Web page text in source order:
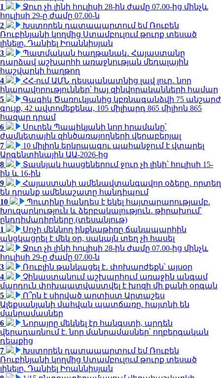
1
Ջուր չի լինի հուլիսի 28-ին ժամը 07.00-ից մինչև
հուլիսի 29-ը ժամը 07.00-ն
2
Խստորեն դատապարտում եմ Ռուբեն
Ռուբինյանի կողմից Ստամբուլում թուրք տեսած
լինելը. Դանիել Իոաննիսյան
3
Պատմական հաղթանակ․ Հայաստանը
դարձավ աշխարհի առաջնության մեդալային
հաշվարկի հաղթող
4
ՀՀ-ում ԱՄՆ դեսպանատնից լավ լուր․ նոր
հնարավորություններ՝ հայ զինվորականների համար
5
Գագիկ Ծառուկյանից կբռնագանձվի 75 անշարժ
գույք, 42 ավտոմեքենա, 105 միլիարդ 865 միլիոն 865
հազար դրամ
6
Սուրեն Պապիկյանի նոր հրամանը՝
ժամկետային զինծառայողների վերաբերյալ
7
10 միլիոն երկրպագու պահանջում է վտարել
Արգենտինային ԱԱ-2026-ից
8
Տասնյակ հասցեներում ջուր չի լինի՝ հուլիսի 15-
ին և 16-ին
9
Հայաստանի ամենավտանգավոր օձերը. որտեղ
են դրանք ամենաշատը հանդիպում
10
Պուտինը հանդես է եկել հայտարարությամբ.
Խուզարկություն և ձերբակալություն․ թիրախում՝
ընդդիմադիրները (տեսանյութ)
1
Սոչի մեկնող ինքնաթիռը ճանապարհին
անցկացրել է մեկ օր, սակայն տեղ չի հասել
2
Ջուր չի լինի հուլիսի 28-ին ժամը 07.00-ից մինչև
հուլիսի 29-ը ժամը 07.00-ն
3
Ռուբլին թանկացել է․ փոխարժեքն՝ այսօր
4
Չինաստանում աշխարհում առաջին անգամ
մարդուն փոխպատվաստվել է խոզի մի քանի օրգան
5
Ո՞րն է սիրված արտիստ Արտաշես
Ալեքսանյանի մահվան պատճառը. հայտնի են
մանրամասներ
6
Նորայրը մեկնել էր հանգստի, արդեն
վերադառնում է. նոր մանրամասներ՝ ողբերգական
դեպքից
7
Խստորեն դատապարտում եմ Ռուբեն
Ռուբինյանի կողմից Ստամբուլում թուրք տեսած
լինելը. Դանիել Իոաննիսյան